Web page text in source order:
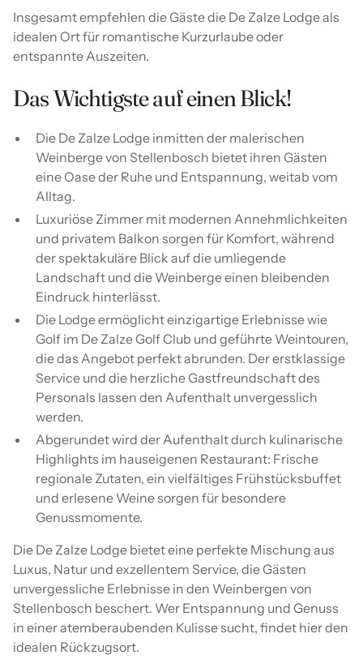
Insgesamt empfehlen die Gäste die De Zalze Lodge als
idealen Ort für romantische Kurzurlaube oder
entspannte Auszeiten.
Das Wichtigste auf einen Blick!
Die De Zalze Lodge inmitten der malerischen
Weinberge von Stellenbosch bietet ihren Gästen
eine Oase der Ruhe und Entspannung, weitab vom
Alltag.
Luxuriöse Zimmer mit modernen Annehmlichkeiten
und privatem Balkon sorgen für Komfort, während
der spektakuläre Blick auf die umliegende
Landschaft und die Weinberge einen bleibenden
Eindruck hinterlässt.
Die Lodge ermöglicht einzigartige Erlebnisse wie
Golf im De Zalze Golf Club und geführte Weintouren,
die das Angebot perfekt abrunden. Der erstklassige
Service und die herzliche Gastfreundschaft des
Personals lassen den Aufenthalt unvergesslich
werden.
Abgerundet wird der Aufenthalt durch kulinarische
Highlights im hauseigenen Restaurant: Frische
regionale Zutaten, ein vielfältiges Frühstücksbuffet
und erlesene Weine sorgen für besondere
Genussmomente.
Die De Zalze Lodge bietet eine perfekte Mischung aus
Luxus, Natur und exzellentem Service, die Gästen
unvergessliche Erlebnisse in den Weinbergen von
Stellenbosch beschert. Wer Entspannung und Genuss
in einer atemberaubenden Kulisse sucht, findet hier den
idealen Rückzugsort.